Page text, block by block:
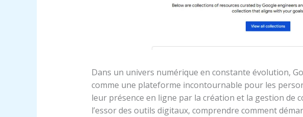
Dans un univers numérique en constante évolution,
comme une plateforme incontournable pour les
leur présence en ligne par la création et la gestion de
l’essor des outils digitaux, comprendre comment